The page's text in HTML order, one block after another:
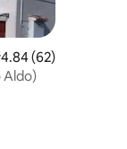
4.84 (62)
Aldo)